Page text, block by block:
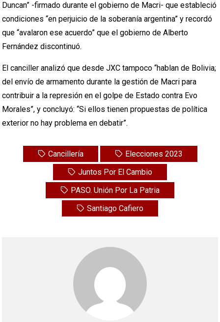
Duncan” -firmado durante el gobierno de Macri- que estableció
condiciones “en perjuicio de la soberanía argentina” y recordó
que “avalaron ese acuerdo” que el gobierno de Alberto
Fernández discontinuó.
El canciller analizó que desde JXC tampoco “hablan de Bolivia;
del envío de armamento durante la gestión de Macri para
contribuir a la represión en el golpe de Estado contra Evo
Morales”, y concluyó: “Si ellos tienen propuestas de política
exterior no hay problema en debatir”.
Cancillería
Elecciones 2023
Juntos Por El Cambio
PASO. Unión Por La Patria
Santiago Cafiero